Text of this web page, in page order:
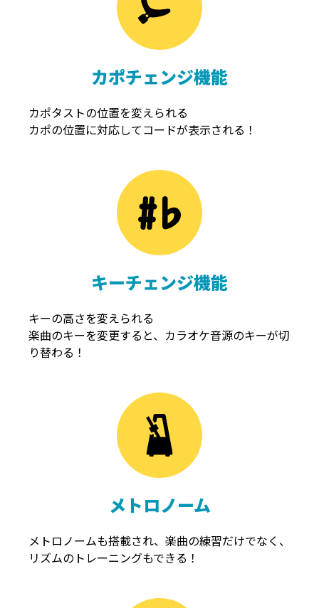
カポチェンジ機能
カポタストの位置を変えられる
カポの位置に対応してコードが表示される！
キーチェンジ機能
キーの高さを変えられる
楽曲のキーを変更すると、カラオケ音源のキーが切
り替わる！
メトロノーム
メトロノームも搭載され、楽曲の練習だけでなく、
リズムのトレーニングもできる！